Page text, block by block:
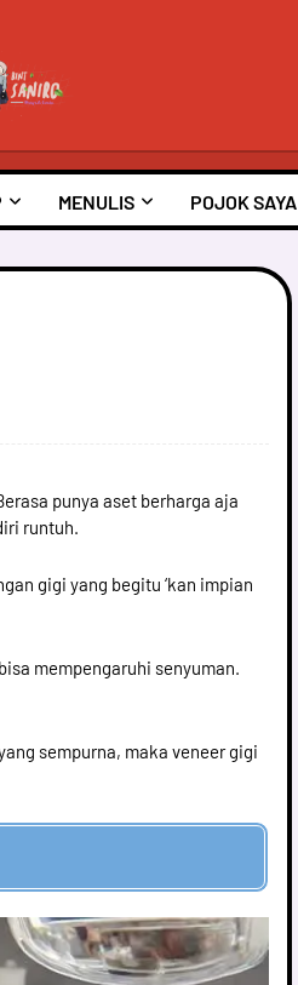
MENULIS POJOK SAYA
punya aset berharga aja
runtuh.
gigi yang begitu ‘kan impian
mempengaruhi senyuman.
sempurna, maka veneer gigi